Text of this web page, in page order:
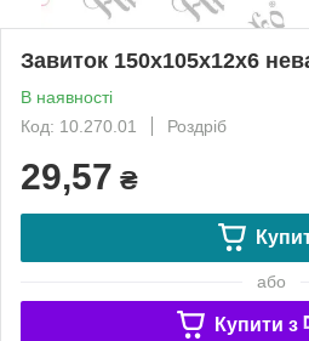
Завиток 150х105х12х6
В наявності
Код: 10.270.01
Роздріб
29,57 ₴
або
Купити з